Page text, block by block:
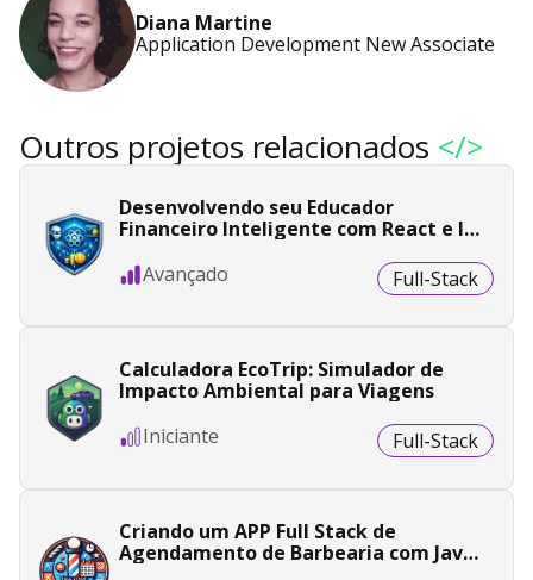
Diana Martine
Application Development New Associate
Outros projetos relacionados </>
Desenvolvendo seu Educador
Financeiro Inteligente com React e IA
Avançado
Full-Stack
Calculadora EcoTrip: Simulador de
Impacto Ambiental para Viagens
Iniciante
Full-Stack
Criando um APP Full Stack de
Agendamento de Barbearia com Java